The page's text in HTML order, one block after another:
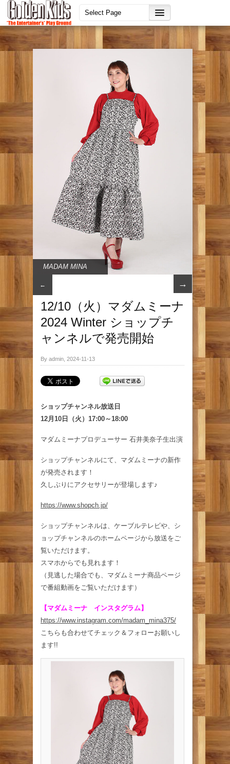
MADAM MINA
← →
12/10（火）マダムミーナ
2024 Winter ショップチ
ャンネルで発売開始
By admin, 2024-11-13
ショップチャンネル放送日
12月10日（火）17:00～18:00
マダムミーナプロデューサー 石井美奈子生出演
ショップチャンネルにて、マダムミーナの新作
が発売されます！
久しぶりにアクセサリーが登場します♪
https://www.shopch.jp/
ショップチャンネルは、ケーブルテレビや、シ
ョップチャンネルのホームページから放送をご
覧いただけます。
スマホからでも見れます！
（見逃した場合でも、マダムミーナ商品ページ
で番組動画をご覧いただけます）
【マダムミーナ インスタグラム】
https://www.instagram.com/madam_mina375/
こちらも合わせてチェック＆フォローお願いし
ます!!